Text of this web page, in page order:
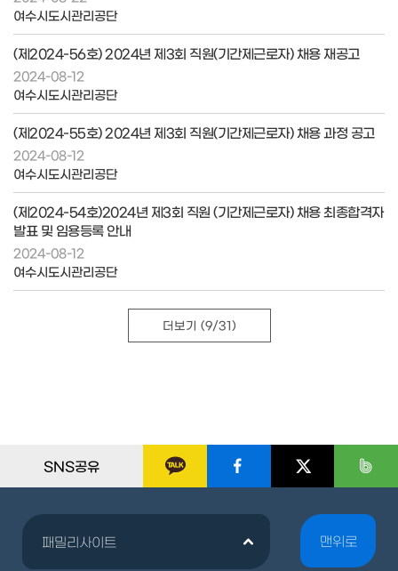
여수시도시관리공단
(제2024-56호) 2024년 제3회 직원(기간제근로자) 채용 재공고
2024-08-12
여수시도시관리공단
(제2024-55호) 2024년 제3회 직원(기간제근로자) 채용 과정 공고
2024-08-12
여수시도시관리공단
(제2024-54호)2024년 제3회 직원 (기간제근로자) 채용 최종합격자
발표 및 임용등록 안내
2024-08-12
여수시도시관리공단
더보기 (9/31)
SNS공유
패밀리사이트 맨위로